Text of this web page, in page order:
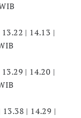
| 14.13 |
| 14.20 |
| 14.29 |